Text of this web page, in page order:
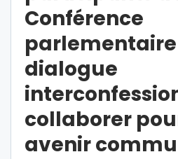
Conférence
parlementaire
dialogue
collaborer
avenir